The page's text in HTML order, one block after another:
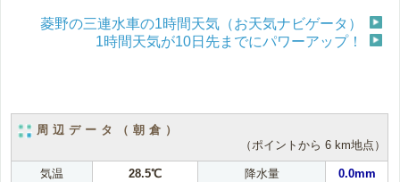
菱野の三連水車の1時間天気（お天気ナビゲータ）
1時間天気が10日先までにパワーアップ！
周辺データ（朝倉）
（ポイントから 6 km地点）
気温 28.5℃ 降水量
0.0mm